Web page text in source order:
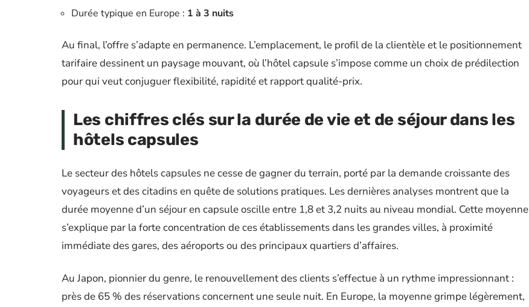
Durée typique en Europe : 1 à 3 nuits
Au final, l’offre s’adapte en permanence. L’emplacement, le profil de la clientèle et le positionnement
tarifaire dessinent un paysage mouvant, où l’hôtel capsule s’impose comme un choix de prédilection
pour qui veut conjuguer flexibilité, rapidité et rapport qualité-prix.
Les chiffres clés sur la durée de vie et de séjour dans les
hôtels capsules
Le secteur des hôtels capsules ne cesse de gagner du terrain, porté par la demande croissante des
voyageurs et des citadins en quête de solutions pratiques. Les dernières analyses montrent que la
durée moyenne d’un séjour en capsule oscille entre 1,8 et 3,2 nuits au niveau mondial. Cette moyenne
s’explique par la forte concentration de ces établissements dans les grandes villes, à proximité
immédiate des gares, des aéroports ou des principaux quartiers d’affaires.
Au Japon, pionnier du genre, le renouvellement des clients s’effectue à un rythme impressionnant :
près de 65 % des réservations concernent une seule nuit. En Europe, la moyenne grimpe légèrement,